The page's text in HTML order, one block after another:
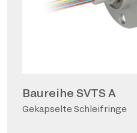
Baureihe SVTS A
Gekapselte Schleifringe